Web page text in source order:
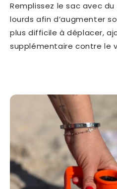
Remplissez le sac avec
lourds afin d’augmenter
plus difficile à déplacer,
supplémentaire contre le